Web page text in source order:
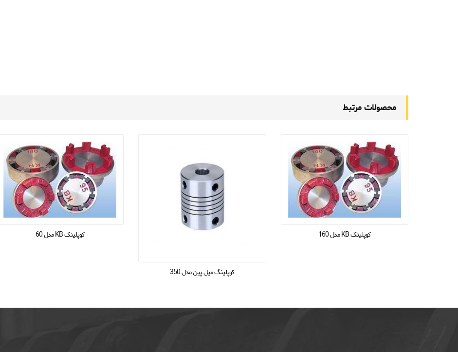
محصولات مرتبط
کوپلینک KB مدل 160
کوپلینگ میل پین مدل 350
کوپلینک KB مدل 60